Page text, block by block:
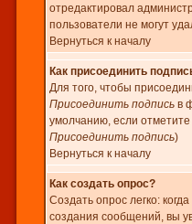
отредактировал
пользователи не могут
Вернуться к началу
Как присоединить
Для того, чтобы
Присоединить подпись в
умолчанию, если
Присоединить подпись)
Вернуться к началу
Как создать опрос?
Создать опрос легко:
создания сообщений, вы